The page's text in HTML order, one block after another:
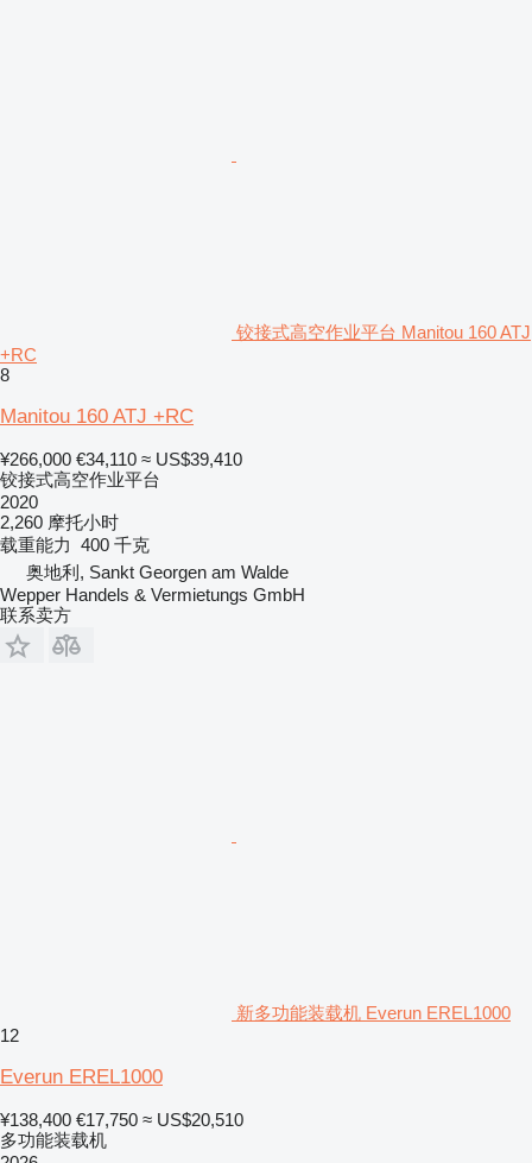
铰接式高空作业平台 Manitou 160 ATJ
+RC
8
Manitou 160 ATJ +RC
¥266,000 €34,110 ≈ US$39,410
铰接式高空作业平台
2020
2,260 摩托小时
载重能力 400 千克
奥地利, Sankt Georgen am Walde
Wepper Handels & Vermietungs GmbH
联系卖方
新多功能装载机 Everun EREL1000
12
Everun EREL1000
¥138,400 €17,750 ≈ US$20,510
多功能装载机